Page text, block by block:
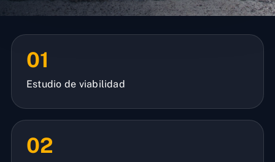
01
Estudio de viabilidad
02